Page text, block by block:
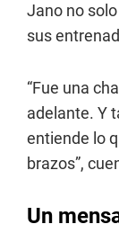
Jano no
sus
“Fue una
adelante. Y
entiende lo
brazos”,
Un